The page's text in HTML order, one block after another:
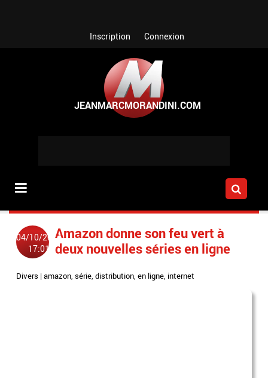
Inscription Connexion
04/10/2014
17:01
Amazon donne son feu vert à
deux nouvelles séries en ligne
Divers |amazon,série,distribution,en ligne, internet